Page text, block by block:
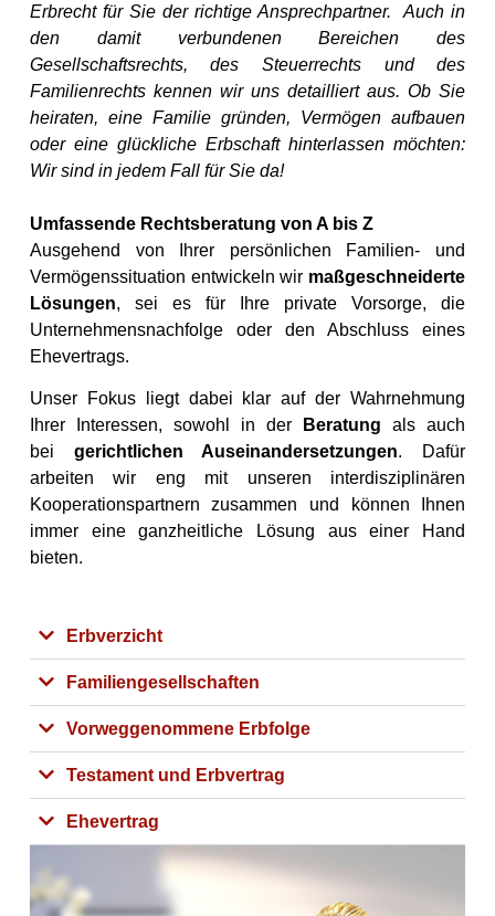
Erbrecht für Sie der richtige Ansprechpartner. Auch in
den damit verbundenen Bereichen des
Gesellschaftsrechts, des Steuerrechts und des
Familienrechts kennen wir uns detailliert aus. Ob Sie
heiraten, eine Familie gründen, Vermögen aufbauen
oder eine glückliche Erbschaft hinterlassen möchten:
Wir sind in jedem Fall für Sie da!
Umfassende Rechtsberatung von A bis Z
Ausgehend von Ihrer persönlichen Familien- und
Vermögenssituation entwickeln wir maßgeschneiderte
Lösungen, sei es für Ihre private Vorsorge, die
Unternehmensnachfolge oder den Abschluss eines
Ehevertrags.
Unser Fokus liegt dabei klar auf der Wahrnehmung
Ihrer Interessen, sowohl in der
Beratungals auch
bei gerichtlichen Auseinandersetzungen. Dafür
arbeiten wir eng mit unseren interdisziplinären
Kooperationspartnern zusammen und können Ihnen
immer eine ganzheitliche Lösung aus einer Hand
bieten.
Erbverzicht
Familiengesellschaften
Vorweggenommene Erbfolge
Testament und Erbvertrag
Ehevertrag